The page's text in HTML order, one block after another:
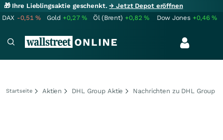
🎁 Ihre Lieblingsaktie geschenkt.→ Jetzt Depot eröffnen
DAX -0,51% Gold +0,27% Öl (Brent) +0,82% Dow Jones +0,46%
Startseite Aktien DHL Group Aktie Nachrichten zu DHL Group